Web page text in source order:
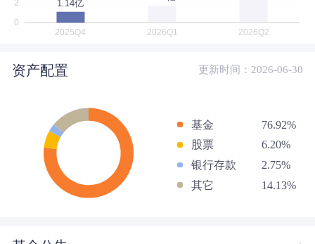
资产配置 更新时间：2026-06-30
基金
76.92%
股票
6.20%
银行存款
2.75%
其它
14.13%